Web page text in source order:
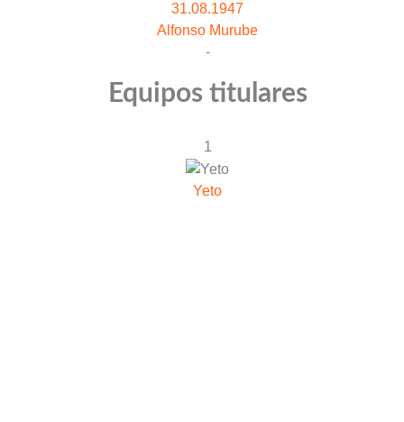
31.08.1947
Alfonso Murube
-
Equipos titulares
1
Yeto